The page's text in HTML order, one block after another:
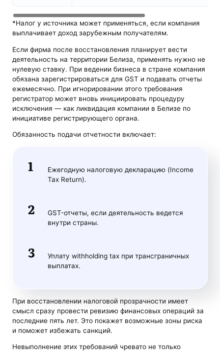
*Налог у источника может применяться, если компания
выплачивает доход зарубежным получателям.
Если фирма после восстановления планирует вести
деятельность на территории Белиза, применять нужно не
нулевую ставку. При ведении бизнеса в стране компания
обязана зарегистрироваться для GST и подавать отчеты
ежемесячно. При игнорировании этого требования
регистратор может вновь инициировать процедуру
исключения — как ликвидация компании в Белизе по
инициативе регистрирующего органа.
Обязанность подачи отчетности включает:
Ежегодную налоговую декларацию (Income
Tax Return).
GST-отчеты, если деятельность ведется
внутри страны.
Уплату withholding tax при трансграничных
выплатах.
При восстановлении налоговой прозрачности имеет
смысл сразу провести ревизию финансовых операций за
последние пять лет. Это покажет возможные зоны риска
и поможет избежать санкций.
Невыполнение этих требований чревато не только